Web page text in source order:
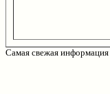
Самая свежая информация